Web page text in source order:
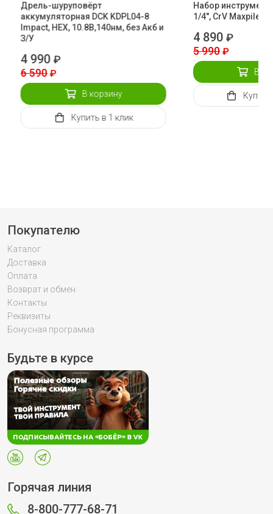
Дрель-шуруповёрт
аккумуляторная DCK KDPL04-8
Impact, HEX, 10.8В,140нм, без Акб и
З/У
4 990₽
6 590 ₽
В корзину
Купить в 1 клик
Набор
1/4", CrV Maxpiler
4 890 ₽
5 990 ₽
В
Купить
Покупателю
Каталог
Доставка
Оплата
Возврат и обмен
Контакты
Реквизиты
Бонусная программа
Будьте в курсе
Горячая линия
8-800-777-68-71